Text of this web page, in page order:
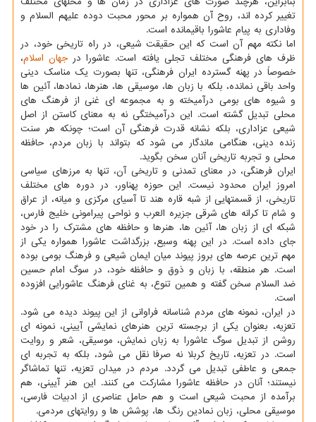
تغییر کرده اند، روح آن همواره بر محور محبت دوده علیهم السلام و
وفاداری به پیام عاشورا باقیمانده است.
اما نکته مهم آن است که این حقیقت شیعی، در راه تاریخی خود، در
ظرف های فرهنگی مختلف تجلی یافته است. عاشورا در جهان اسلام،
خصوصاً در پهنه گسترده ایران فرهنگی، تنها بصورت یک مناسک دینی
واحد باقی نمانده، بلکه با زبان ها، موسیقی ها، هنرها، نمادها، آئین ها
و شیوه های بومی درآمیخته و به مجموعه ای غنی از فرهنگ های
محلی تبدیل گشته است. این درآمیختگی نه به معنای کاستن از اصل
شیعی عزاداری، بلکه نشانه قدرت فرهنگی آن است؛ چونکه هر سنت
زنده دینی، هنگامی ماندگار می شود که بتواند با زبان مردم، حافظه
محلی و تجربه تاریخی آنان سخن بگوید.
ایران فرهنگی، در معنای تمدنی و تاریخی آن، تنها به مرزهای سیاسی
امروز ایران محدود نیست. این حوزه پهناور، در دوره های مختلف
تاریخی، از قسمتهایی از شبه قاره هند تا آسیای مرکزی و میانه، از عراق
و شام تا کرانه های شرقی جزیره العرب و نواحی پیرامونی خلیج فارس،
شبکه ای از زبان ها، آئین ها، هنرها و حافظه های مشترک را در خود
جای داده است. در این پهنه وسیع، بزرگداشت عاشورا همواره یکی از
مهم ترین عرصه های بروز پیوند میان ایمان شیعی و فرهنگ بومی بوده
است. هر منطقه، با زبان و ذوق و حافظه خود، در سوگ امام حسین
ضد السلام سخن گفته و همین تنوع، به غنای فرهنگ عاشورایی افزوده
است.
در ایران، نمونه های مردم شناسانه فراوانی از این پیوند دیده می شود.
تعزیه، بعنوان یکی از برجسته ترین هنرهای نمایشی آیینی، نمونه ای
روشن از تبدیل سوگ عاشورا به زبان نمایش، موسیقی، شعر و روایت
است. در تعزیه، تاریخ کربلا نه صرفا نقل می شود، بلکه به تجربه ای
جمعی و عاطفی تبدیل می گردد. مردم در میدان تعزیه، تنها تماشاگر
نیستند؛ آنان در حافظه عاشورا مشارکت می کنند. این هنر آیینی، هم
برآمده از محبت شیعی است و هم حامل عناصری از ادبیات فارسی،
موسیقی محلی، زبان نمادین رنگ ها، پوشش ها و روایتهای مردمی.